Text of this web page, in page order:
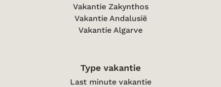
Vakantie Zakynthos
Vakantie Andalusië
Vakantie Algarve
Type vakantie
Last minute vakantie